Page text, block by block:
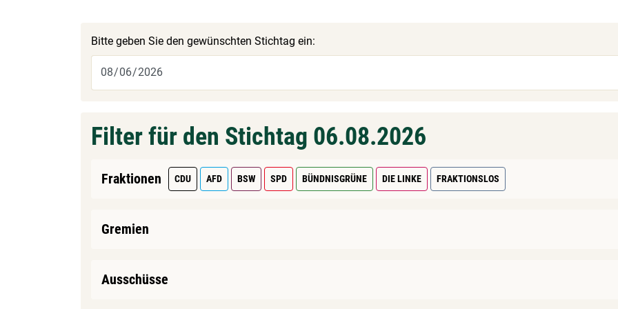
Bitte geben Sie den gewünschten Stichtag ein:
Filter für den Stichtag 06.08.2026
Fraktionen CDU AFD BSW SPD BÜNDNISGRÜNE DIE LINKE FRAKTIONSLOS
Gremien
Ausschüsse